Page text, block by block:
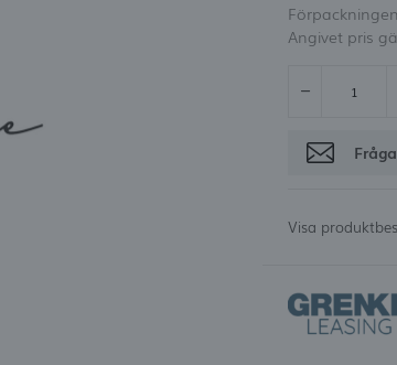
möjlighet att få
Angivet pris
Visa